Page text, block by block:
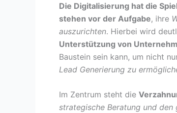
Die Digitalisierung hat die
stehen vor der Aufgabe, ihre
auszurichten. Hierbei wird
Unterstützung von
Baustein sein kann, um nicht
Lead Generierung zu
Im Zentrum steht die
strategische Beratung und